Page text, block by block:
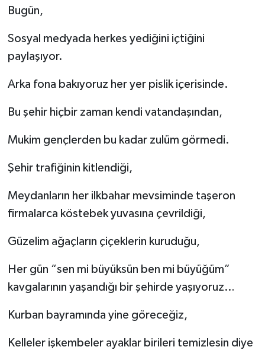
Bugün,
Sosyal medyada herkes yediğini içtiğini
paylaşıyor.
Arka fona bakıyoruz her yer pislik içerisinde.
Bu şehir hiçbir zaman kendi vatandaşından,
Mukim gençlerden bu kadar zulüm görmedi.
Şehir trafiğinin kitlendiği,
Meydanların her ilkbahar mevsiminde taşeron
firmalarca köstebek yuvasına çevrildiği,
Güzelim ağaçların çiçeklerin kuruduğu,
Her gün “sen mi büyüksün ben mi büyüğüm”
kavgalarının yaşandığı bir şehirde yaşıyoruz…
Kurban bayramında yine göreceğiz,
Kelleler işkembeler ayaklar birileri temizlesin diye
Teknoloji
Türkiye
Video Galeri
Yaşam